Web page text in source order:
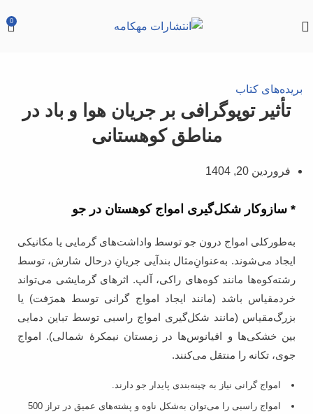
0
بریده‌های کتاب
تأثیر توپوگرافی بر جریان هوا و باد در
مناطق کوهستانی
فروردین 20, 1404
* سازوکار شکل‌گیری امواج کوهستان در جو
به‌طور‌کلی امواج درون جو توسط واداشت‌های گرمایی یا مکانیکی
ایجاد می‌شوند. به‌عنوان‌ِمثال بندآیی جریانِ درحال شارش، توسط
رشته‌کوه‌ها مانند کوه‌های راکی، آلپ. اثرهای گرمایشی می‌تواند
خردمقیاس باشد (مانند ایجاد امواج گرانی توسط همرَفت) یا
بزرگ‌مقیاس (مانند شکل‌گیری امواج راسبی توسط تباین دمایی
بین خشکی‌ها و اقیانوس‌ها در زمستان نیمکرۀ شمالی). امواج
جوی، تکانه را منتقل می‌کنند.
امواج گرانی نیاز به چینه‌بندی پایدار جو دارند.
امواج راسبی را می‌توان به‌شکل ناوه و پشته‌های عمیق در تراز 500